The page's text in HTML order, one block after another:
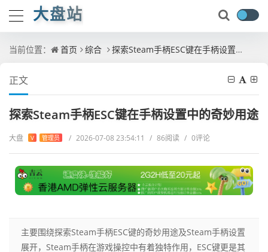
大盘站
当前位置： 首页 综合 探索Steam手柄ESC键在手柄设置中的奇妙用途
正文
探索Steam手柄ESC键在手柄设置中的奇妙用途
大盘 V 管理员 / 2026-07-08 23:54:11 / 86阅读 / 0评论
主要围绕探索Steam手柄ESC键的奇妙用途及Steam手柄设置
展开，Steam手柄在游戏操控中有着独特作用，ESC键更是其